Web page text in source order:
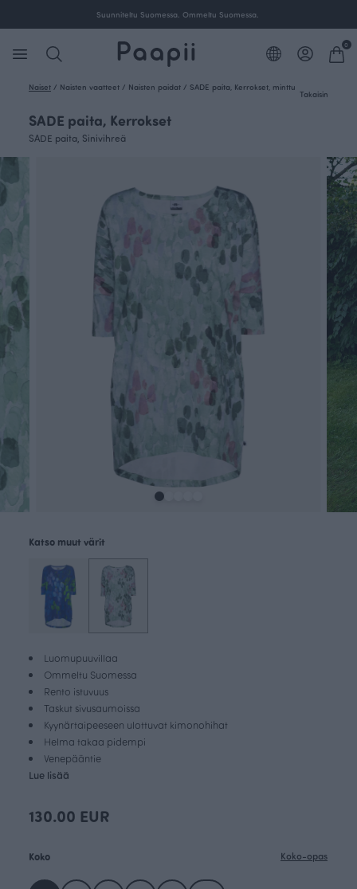
Ilmainen toimitus yli 100 € tilauksille Suomessa.
0
Naiset / Naisten vaatteet / Naisten paidat / SADE paita, Kerrokset, minttu
Takaisin
SADE paita, Kerrokset
SADE paita, Sinivihreä
Luomupuuvillaa
Ommeltu Suomessa
Rento istuvuus
Taskut sivusaumoissa
Kyynärtaipeeseen ulottuvat kimonohihat
Helma takaa pidempi
Venepääntie
Lue lisää
Katso muut värit
130.00 EUR
Koko Koko-opas